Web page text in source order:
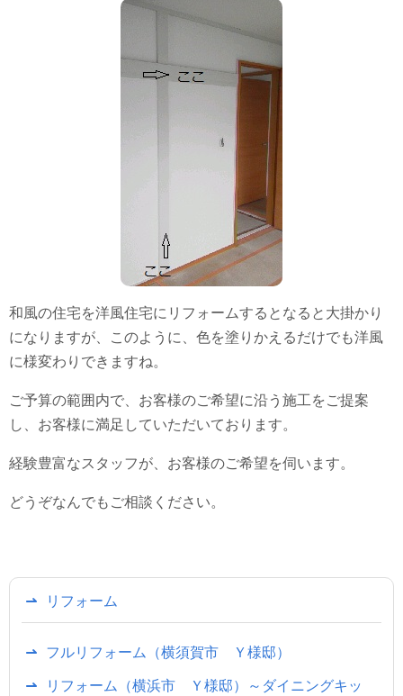
和風の住宅を洋風住宅にリフォームするとなると大掛かり
になりますが、このように、色を塗りかえるだけでも洋風
に様変わりできますね。
ご予算の範囲内で、お客様のご希望に沿う施工をご提案
し、お客様に満足していただいております。
経験豊富なスタッフが、お客様のご希望を伺います。
どうぞなんでもご相談ください。
リフォーム
フルリフォーム（横須賀市 Ｙ様邸）
リフォーム（横浜市 Ｙ様邸）～ダイニングキッ